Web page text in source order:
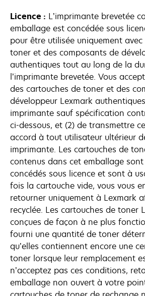
Licence : L’imprimante brevetée
emballage est concédée sous
pour être utilisée uniquement
toner et des composants de
authentiques tout au long de la
l’imprimante brevetée. Vous
des cartouches de toner et des
développeur Lexmark
imprimante sauf spécification
ci-dessous, et (2) de transmettre
accord à tout utilisateur ultérieur
imprimante. Les cartouches de
contenus dans cet emballage sont
concédés sous licence et sont à
fois la cartouche vide, vous vous
retourner uniquement à Lexmark
recyclée. Les cartouches de toner
conçues de façon à ne plus
fourni une quantité de toner
qu’elles contiennent encore une
toner lorsque leur remplacement
n’acceptez pas ces conditions,
emballage non ouvert à votre